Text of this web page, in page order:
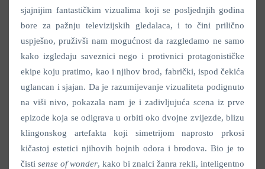
sjajnijim fantastičkim vizualima koji se posljednjih godina
bore za pažnju televizijskih gledalaca, i to čini prilično
uspješno, pruživši nam mogućnost da razgledamo ne samo
kako izgledaju saveznici nego i protivnici protagonističke
ekipe koju pratimo, kao i njihov brod, fabrički, ispod čekića
uglancan i sjajan. Da je razumijevanje vizualiteta podignuto
na viši nivo, pokazala nam je i zadivljujuća scena iz prve
epizode koja se odigrava u orbiti oko dvojne zvijezde, blizu
klingonskog artefakta koji simetrijom naprosto prkosi
kičastoj estetici njihovih bojnih odora i brodova. Bio je to
čisti sense of wonder, kako bi znalci žanra rekli, inteligentno